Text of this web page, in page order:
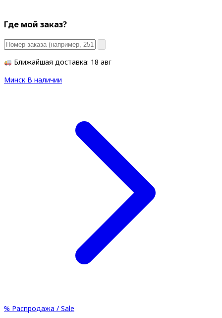
Где мой заказ?
Ближайшая доставка: 18 авг
Минск В наличии
% Распродажа / Sale